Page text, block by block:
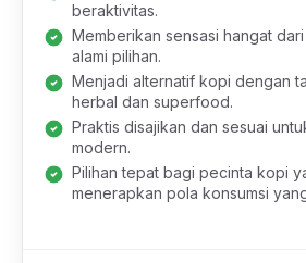
beraktivitas.
Memberikan sensasi hangat
alami pilihan.
Menjadi alternatif kopi dengan
herbal dan superfood.
Praktis disajikan dan sesuai
modern.
Pilihan tepat bagi pecinta kopi
menerapkan pola konsumsi